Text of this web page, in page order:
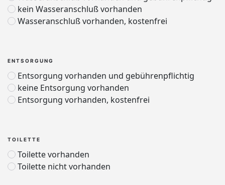
kein Wasseranschluß vorhanden
Wasseranschluß vorhanden, kostenfrei
ENTSORGUNG
Entsorgung vorhanden und gebührenpflichtig
keine Entsorgung vorhanden
Entsorgung vorhanden, kostenfrei
TOILETTE
Toilette vorhanden
Toilette nicht vorhanden